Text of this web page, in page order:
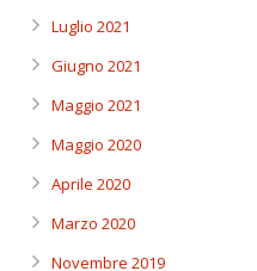
Luglio 2021
Giugno 2021
Maggio 2021
Maggio 2020
Aprile 2020
Marzo 2020
Novembre 2019